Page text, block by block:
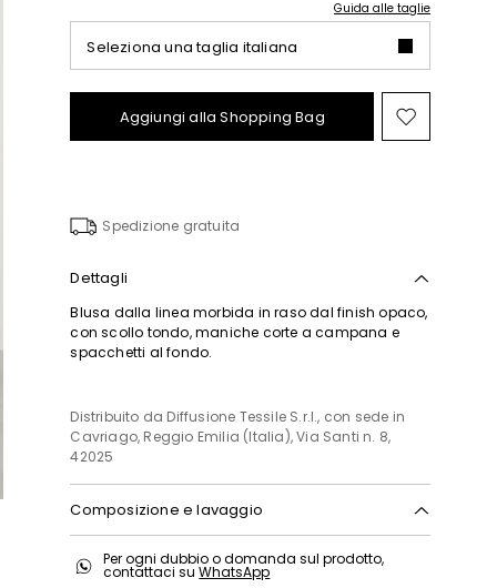
Guida alle taglie
Seleziona una taglia italiana
Aggiungi alla Shopping Bag Sposta
nella
Spedizione gratuita
Dettagli
Blusa dalla linea morbida in raso dal finish opaco,
con scollo tondo, maniche corte a campana e
spacchetti al fondo.
Distribuito da Diffusione Tessile S.r.l., con sede in
Cavriago, Reggio Emilia (Italia), Via Santi n. 8,
42025
Composizione e lavaggio
meccanica; non candeggiare; non asciugare in
tamburo; asciugare appeso in ombra; ferro tiepido
Per ogni dubbio o domanda sul prodotto,
contattaci suWhatsApp